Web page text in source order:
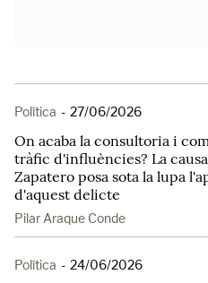
Política - 27/06/2026
On acaba la consultoria i
tràfic d'influències? La
Zapatero posa sota la lupa
d'aquest delicte
Pilar Araque Conde
Política - 24/06/2026